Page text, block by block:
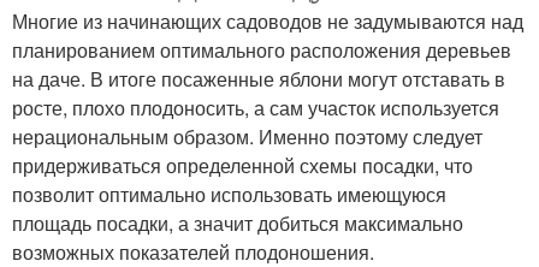
Многие из начинающих садоводов не задумываются над
планированием оптимального расположения деревьев
на даче. В итоге посаженные яблони могут отставать в
росте, плохо плодоносить, а сам участок используется
нерациональным образом. Именно поэтому следует
придерживаться определенной схемы посадки, что
позволит оптимально использовать имеющуюся
площадь посадки, а значит добиться максимально
возможных показателей плодоношения.